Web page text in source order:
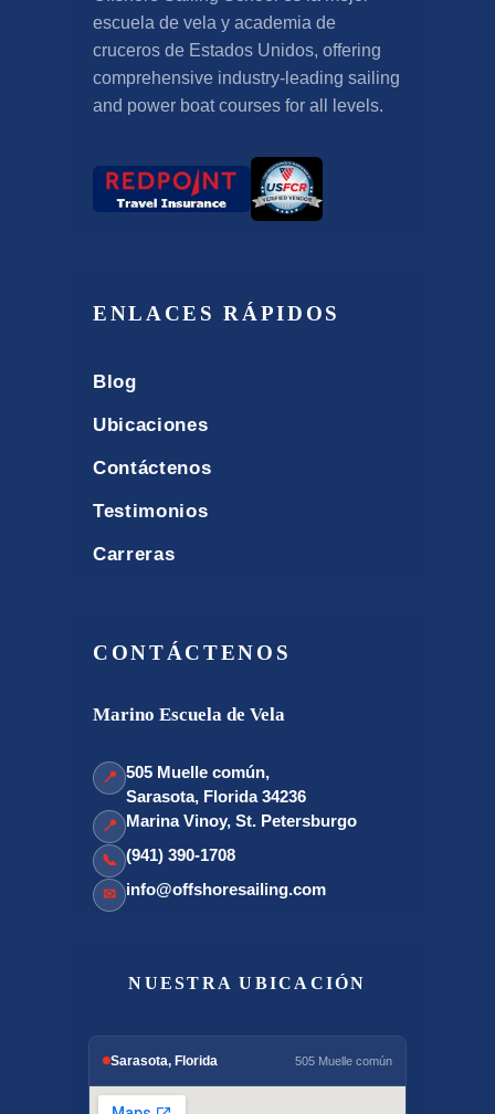
escuela de vela y academia de
cruceros de Estados Unidos, offering
comprehensive industry-leading sailing
and power boat courses for all levels.
ENLACES RÁPIDOS
Blog
Ubicaciones
Contáctenos
Testimonios
Carreras
CONTÁCTENOS
Marino Escuela de Vela
📍 505 Muelle común,
Sarasota, Florida 34236
📍 Marina Vinoy, St. Petersburgo
📞 (941) 390-1708
✉ info@offshoresailing.com
NUESTRA UBICACIÓN
Sarasota, Florida 505 Muelle común